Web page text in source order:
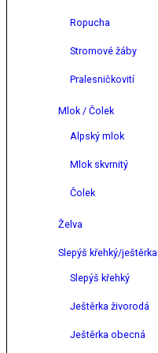
Ropucha
Stromové žáby
Pralesničkovití
Mlok / Čolek
Alpský mlok
Mlok skvrnitý
Čolek
Želva
Slepýš křehký/ještěrka
Slepýš křehký
Ještěrka živorodá
Ještěrka obecná